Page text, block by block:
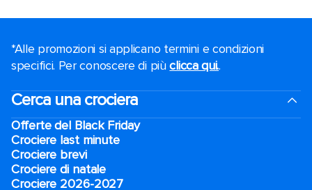
*Alle promozioni si applicano termini e condizioni
specifici. Per conoscere di piùclicca qui..
Cerca una crociera
Offerte del Black Friday
Crociere last minute
Crociere brevi​
Crociere di natale​
Crociere 2026-2027